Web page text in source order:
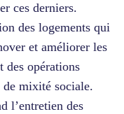
ces derniers.
des logements qui
et améliorer les
des opérations
de mixité sociale.
l’entretien des